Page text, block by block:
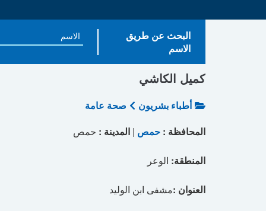
البحث عن طريق
الاسم
كميل الكاشي
أطباء بشريون
صحة عامة
المحافظة : حمص | المدينة : حمص
المنطقة: الوعر
العنوان :مشفى ابن الوليد